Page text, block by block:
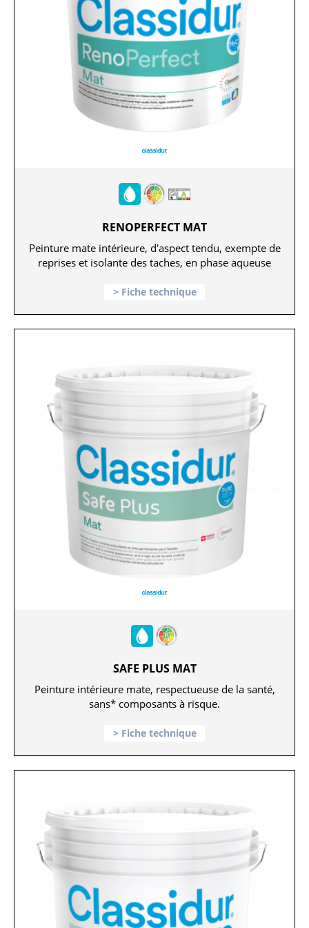
RENOPERFECT MAT
Peinture mate intérieure, d'aspect tendu, exempte de
reprises et isolante des taches, en phase aqueuse
Fiche technique
SAFE PLUS MAT
Peinture intérieure mate, respectueuse de la santé,
sans* composants à risque.
Fiche technique